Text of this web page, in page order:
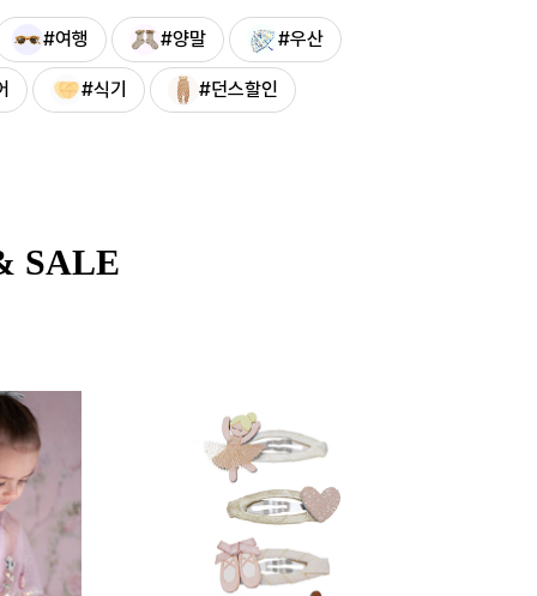
#여행 #양말 #우산
#식기 #던스할인
SALE